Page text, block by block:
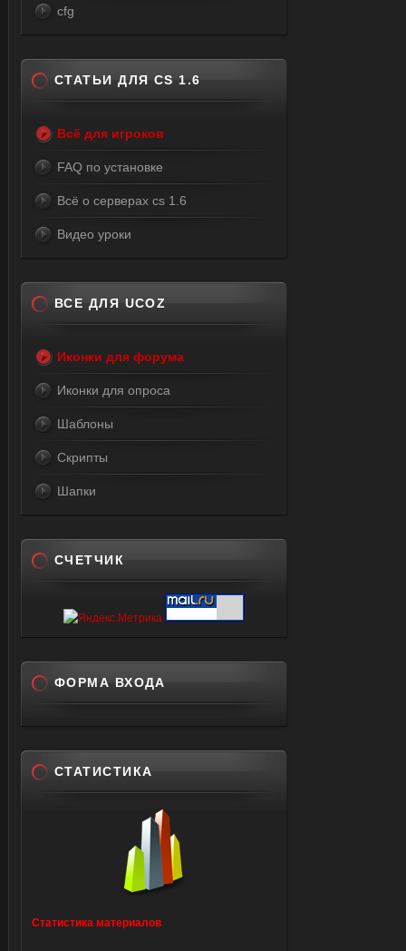
cfg
СТАТЬИ ДЛЯ CS 1.6
Всё для игроков
FAQ по установке
Всё о серверах cs 1.6
Видео уроки
ВСЕ ДЛЯ UCOZ
Иконки для форума
Иконки для опроса
Шаблоны
Скрипты
Шапки
СЧЕТЧИК
ФОРМА ВХОДА
СТАТИСТИКА
Статистика материалов